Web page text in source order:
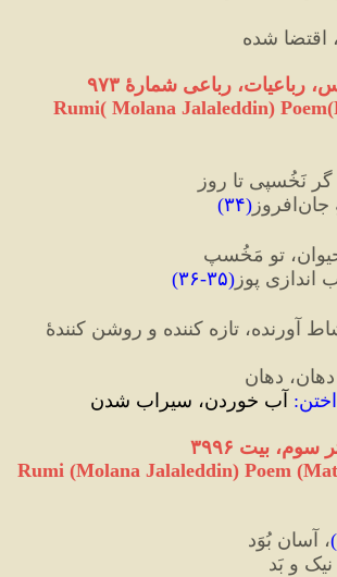
اقتضا شده
رباعی شمارهٔ ۹۷۳
Rumi( Molana Jalaleddin)
نَخُسپی تا روز
(۳۴)
تو مَخُسپ
پوز (۳۵-۳۶)
دهان
: آب خوردن، سیراب شدن
بیت ۳۹۹۶
Rumi (Molana Jalaleddin) Poem
)، آسان بُوَد
و بَد